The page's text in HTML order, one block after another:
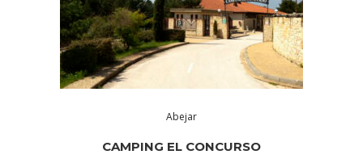
Abejar
CAMPING EL CONCURSO